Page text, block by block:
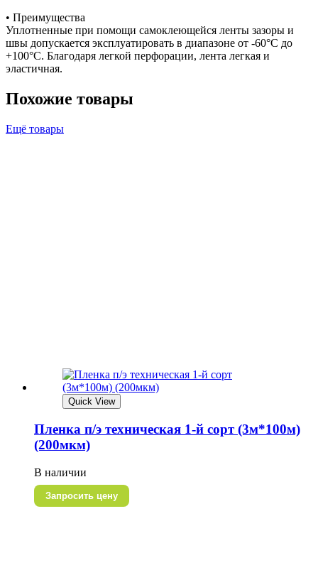
• Преимущества
Уплотненные при помощи самоклеющейся ленты зазоры и
швы допускается эксплуатировать в диапазоне от -60°С до
+100°С. Благодаря легкой перфорации, лента легкая и
эластичная.
Похожие товары
Ещё товары
Quick View
Пленка п/э техническая 1-й сорт (3м*100м)
(200мкм)
В наличии
Запросить цену